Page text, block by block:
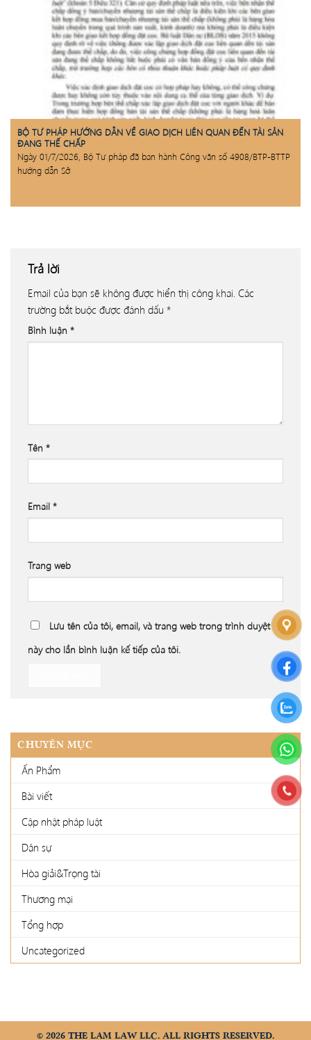
BỘ TƯ PHÁP HƯỚNG DẪN VỀ GIAO DỊCH LIÊN QUAN ĐẾN TÀI SẢN
ĐANG THẾ CHẤP
Ngày 01/7/2026, Bộ Tư pháp đã ban hành Công văn số 4908/BTP-BTTP
hướng dẫn Sở
Trả lời
Email của bạn sẽ không được hiển thị công khai. Các
trường bắt buộc được đánh dấu *
Bình luận *
Tên *
Email *
Trang web
Lưu tên của tôi, email, và trang web trong trình duyệt
này cho lần bình luận kế tiếp của tôi.
CHUYÊN MỤC
Ấn Phẩm
Bài viết
Cập nhật pháp luật
Dân sự
Hòa giải&Trọng tài
Thương mại
Tổng hợp
Uncategorized
© 2026 THE LAM LAW LLC. ALL RIGHTS RESERVED.